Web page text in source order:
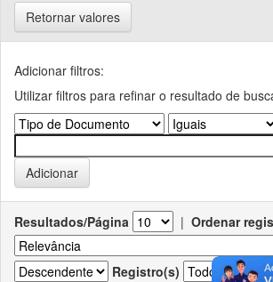
Retornar valores
Adicionar filtros:
Utilizar filtros para refinar o resultado de
Resultados/Página | Ordenar
Registro(s)